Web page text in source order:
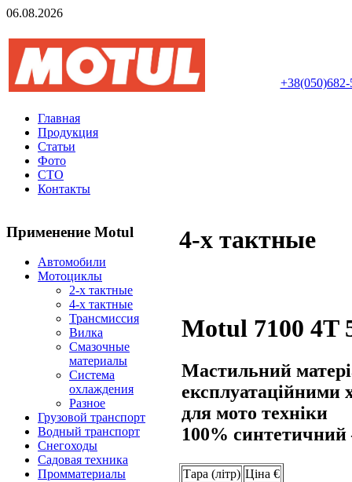
06.08.2026
+38(050)682-
Главная
Продукция
Статьи
Фото
СТО
Контакты
Применение Motul
Автомобили
Мотоциклы
2-х тактные
4-х тактные
Трансмиссия
Вилка
Смазочные
материалы
Система
охлаждения
Разное
Грузовой транспорт
Водный транспорт
Снегоходы
Садовая техника
Промматериалы
4-х тактные
Motul 7100 4T
Мастильний
експлуатаційними
для мото техніки
100% синтетичний
Тара (лiтр) Цiна €